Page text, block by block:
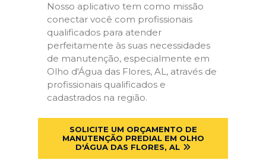
Nosso aplicativo tem como missão
conectar você com profissionais
qualificados para atender
perfeitamente às suas necessidades
de manutenção, especialmente em
Olho d'Água das Flores, AL, através de
profissionais qualificados e
cadastrados na região.
SOLICITE UM ORÇAMENTO DE
MANUTENÇÃO PREDIAL EM OLHO
D'ÁGUA DAS FLORES, AL